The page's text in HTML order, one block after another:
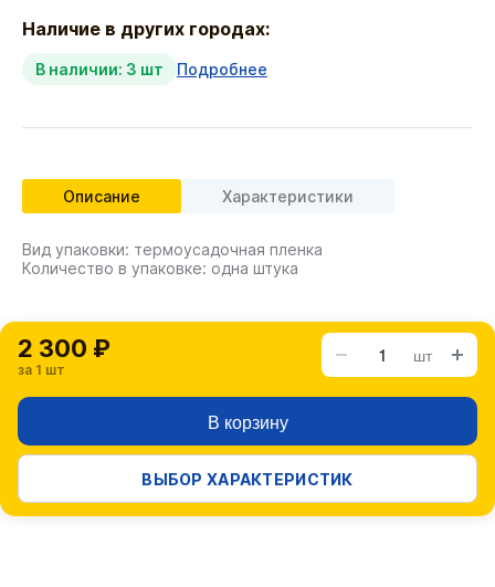
Наличие в других городах:
В наличии: 3 шт Подробнее
Описание Характеристики
Вид упаковки: термоусадочная пленка
Количество в упаковке: одна штука
2 300 ₽
за 1 шт
шт
В корзину
ВЫБОР ХАРАКТЕРИСТИК